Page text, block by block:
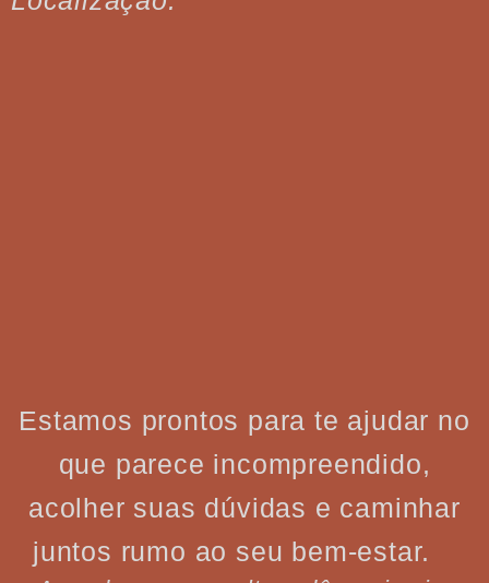
Estamos prontos para te ajudar no
que parece incompreendido,
acolher suas dúvidas e caminhar
juntos rumo ao seu bem-estar.